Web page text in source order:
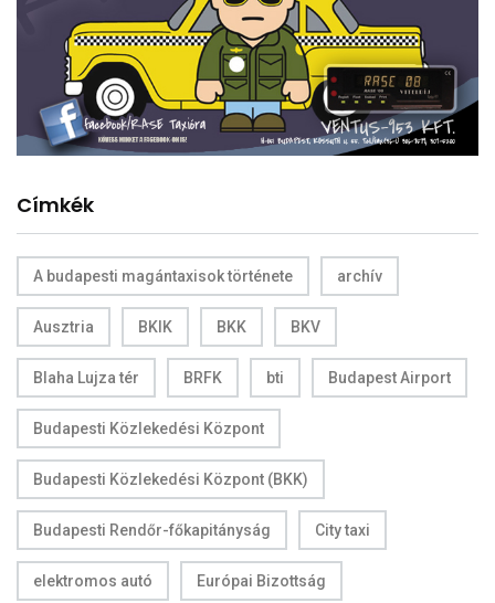
Címkék
A budapesti magántaxisok története archív
Ausztria BKIK BKK BKV
Blaha Lujza tér BRFK bti Budapest Airport
Budapesti Közlekedési Központ
Budapesti Közlekedési Központ (BKK)
Budapesti Rendőr-főkapitányság City taxi
elektromos autó Európai Bizottság